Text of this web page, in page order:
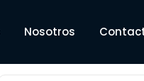
Nosotros